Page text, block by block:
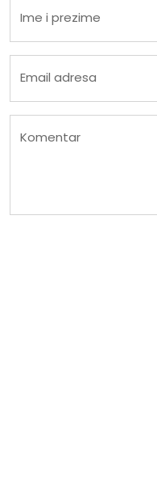
Ime i prezime
Email adresa
Komentar